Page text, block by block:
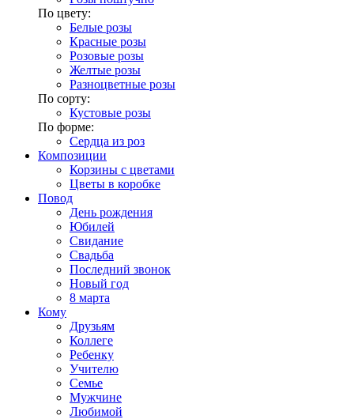
По цвету:
Белые розы
Красные розы
Розовые розы
Желтые розы
Разноцветные розы
По сорту:
Кустовые розы
По форме:
Сердца из роз
Композиции
Корзины с цветами
Цветы в коробке
Повод
День рождения
Юбилей
Свидание
Свадьба
Последний звонок
Новый год
8 марта
Кому
Друзьям
Коллеге
Ребенку
Учителю
Семье
Мужчине
Любимой